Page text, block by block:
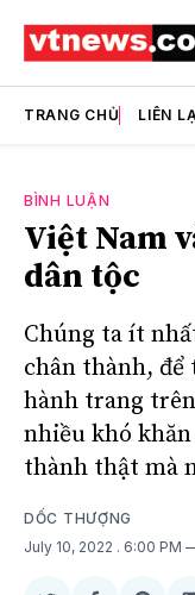
TRANG CHỦ LIÊN
BÌNH LUẬN
Việt Nam
dân tộc
Chúng ta ít
chân thành, để
hành trang
nhiều khó
thành thật mà
DỐC THƯỢNG
July 10, 2022 . 6:00 PM